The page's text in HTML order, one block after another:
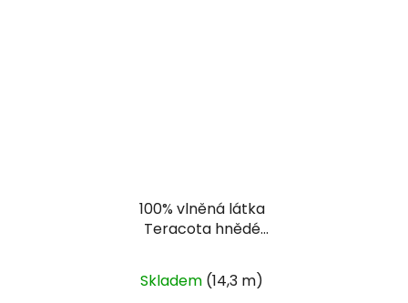
100% vlněná látka
Teracota hnědé
hodnocení
Skladem (14,3 m)